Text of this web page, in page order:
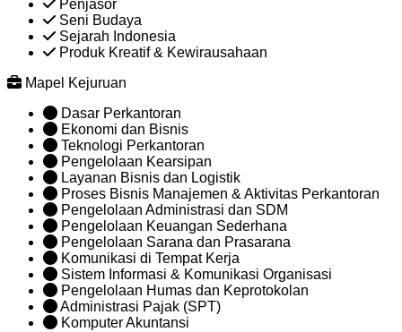
Penjasor
Seni Budaya
Sejarah Indonesia
Produk Kreatif & Kewirausahaan
Mapel Kejuruan
Dasar Perkantoran
Ekonomi dan Bisnis
Teknologi Perkantoran
Pengelolaan Kearsipan
Layanan Bisnis dan Logistik
Proses Bisnis Manajemen & Aktivitas Perkantoran
Pengelolaan Administrasi dan SDM
Pengelolaan Keuangan Sederhana
Pengelolaan Sarana dan Prasarana
Komunikasi di Tempat Kerja
Sistem Informasi & Komunikasi Organisasi
Pengelolaan Humas dan Keprotokolan
Administrasi Pajak (SPT)
Komputer Akuntansi